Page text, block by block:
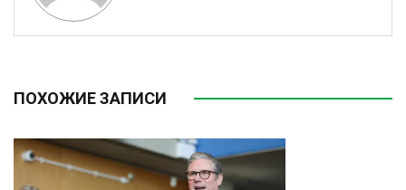
ПОХОЖИЕ ЗАПИСИ